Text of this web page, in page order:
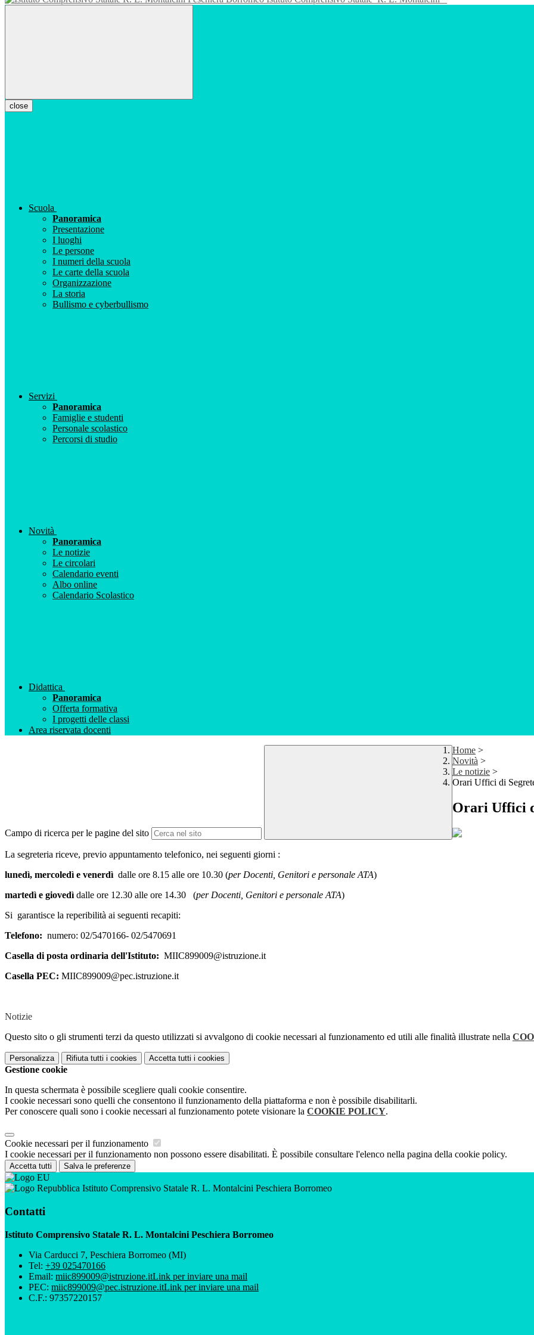
close
Scuola
Panoramica
Presentazione
I luoghi
Le persone
I numeri della scuola
Le carte della scuola
Organizzazione
La storia
Bullismo e cyberbullismo
Servizi
Panoramica
Famiglie e studenti
Personale scolastico
Percorsi di studio
Novità
Panoramica
Le notizie
Le circolari
Calendario eventi
Albo online
Calendario Scolastico
Didattica
Panoramica
Offerta formativa
I progetti delle classi
Area riservata docenti
Campo di ricerca per le pagine del sito
Home >
Novità >
Le notizie >
Orari Uffici di
Orari Uffici
La segreteria riceve, previo appuntamento telefonico, nei seguenti giorni :
lunedì, mercoledì e venerdì dalle ore 8.15 alle ore 10.30 (per Docenti, Genitori e personale ATA)
martedì e giovedì dalle ore 12.30 alle ore 14.30 (per Docenti, Genitori e personale ATA)
Si garantisce la reperibilità ai seguenti recapiti:
Telefono: numero: 02/5470166- 02/5470691
Casella di posta ordinaria dell'Istituto: MIIC899009@istruzione.it
Casella PEC: MIIC899009@pec.istruzione.it
Notizie
Questo sito o gli strumenti terzi da questo utilizzati si avvalgono di cookie necessari al funzionamento ed utili alle finalità illustrate nella
Personalizza Rifiuta tutti i cookies Accetta tutti i cookies
Gestione cookie
In questa schermata è possibile scegliere quali cookie consentire.
I cookie necessari sono quelli che consentono il funzionamento della piattaforma e non è possibile disabilitarli.
Per conoscere quali sono i cookie necessari al funzionamento potete visionare la COOKIE POLICY.
Cookie necessari per il funzionamento
I cookie necessari per il funzionamento non possono essere disabilitati. È possibile consultare l'elenco nella pagina della cookie policy.
Accetta tutti Salva le preferenze
Istituto Comprensivo Statale R. L. Montalcini Peschiera Borromeo
Contatti
Istituto Comprensivo Statale R. L. Montalcini Peschiera Borromeo
Via Carducci 7, Peschiera Borromeo (MI)
Tel: +39 025470166
Email: miic899009@istruzione.itLink per inviare una mail
PEC: miic899009@pec.istruzione.itLink per inviare una mail
C.F.: 97357220157